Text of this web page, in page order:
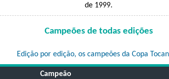
de 1999.
Campeões de todas edições
Edição por edição, os campeões da Copa
Campeão